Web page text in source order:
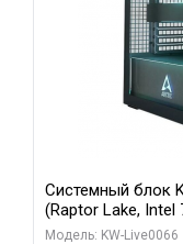
Системный блок
(Raptor Lake,
модуля)/ Gigabyte
Модель: KW-Live0066